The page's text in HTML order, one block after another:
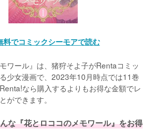
料でコミックシーモアで読む
ワール』は、猪狩そよ子がRentaコミッ
少女漫画で、2023年10月時点では11巻
なら購入するよりもお得な金額でレ
ができます。
な『花とロココのメモワール』をお得